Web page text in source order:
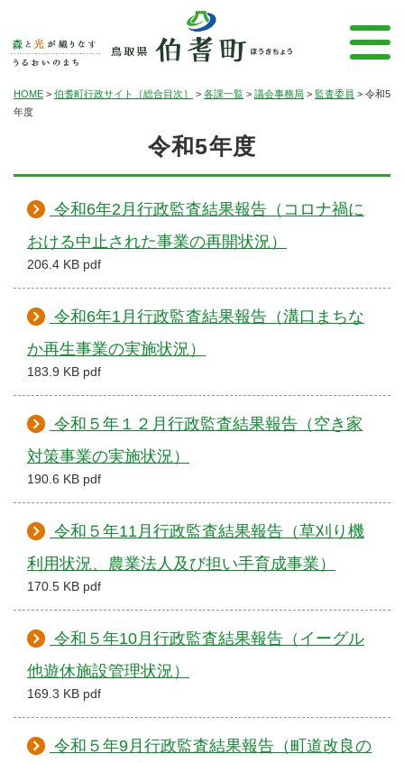
HOME > 伯耆町行政サイト［総合目次］ > 各課一覧 > 議会事務局 > 監査委員 > 令和5
年度
令和5年度
令和6年2月行政監査結果報告（コロナ禍に
おける中止された事業の再開状況）
206.4 KB pdf
令和6年1月行政監査結果報告（溝口まちな
か再生事業の実施状況）
183.9 KB pdf
令和５年１２月行政監査結果報告（空き家
対策事業の実施状況）
190.6 KB pdf
令和５年11月行政監査結果報告（草刈り機
利用状況、農業法人及び担い手育成事業）
170.5 KB pdf
令和５年10月行政監査結果報告（イーグル
他遊休施設管理状況）
169.3 KB pdf
令和５年9月行政監査結果報告（町道改良の